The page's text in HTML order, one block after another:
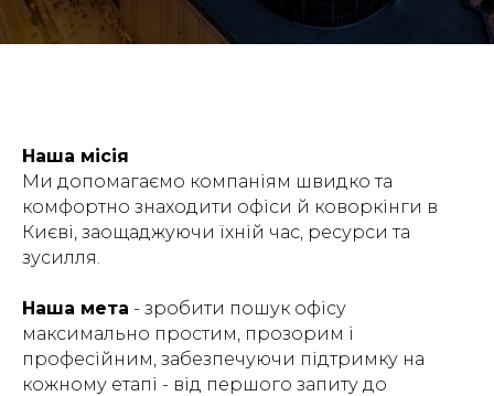
Наша місія
Ми допомагаємо компаніям швидко та
комфортно знаходити офіси й коворкінги в
Києві, заощаджуючи їхній час, ресурси та
зусилля.
Наша мета - зробити пошук офісу
максимально простим, прозорим і
професійним, забезпечуючи підтримку на
кожному етапі - від першого запиту до